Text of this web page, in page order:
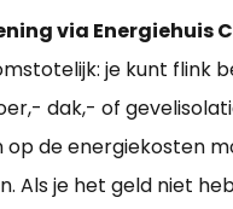
via Energiehuis
je kunt flink
dak,- of
op de energiekosten
Als je het geld niet